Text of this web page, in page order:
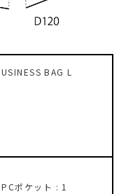
BAG L
ポケット : 1